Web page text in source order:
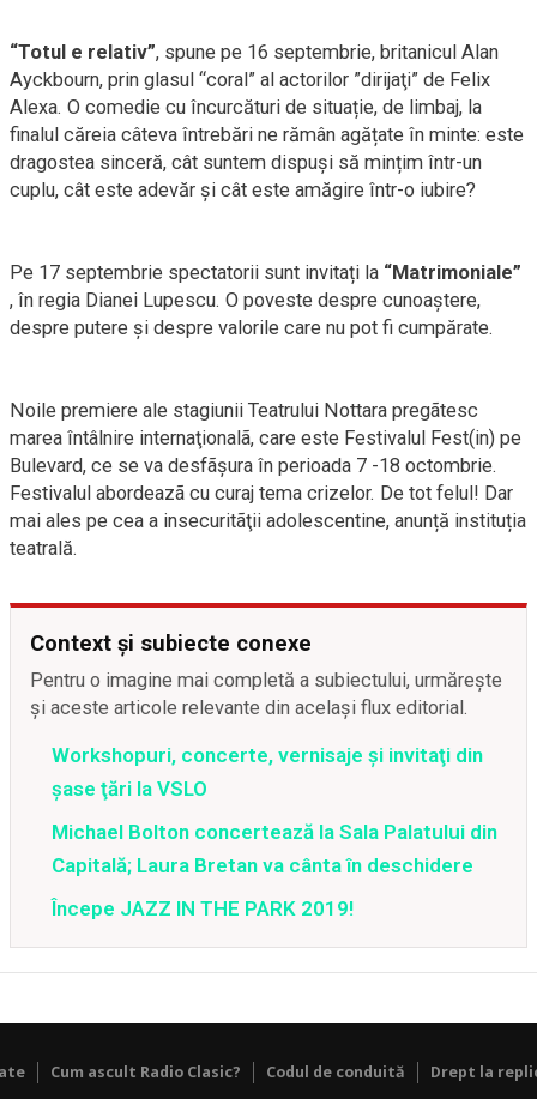
“Totul e relativ”, spune pe 16 septembrie, britanicul Alan
Ayckbourn, prin glasul “coral” al actorilor ”dirijaţi” de Felix
Alexa. O comedie cu încurcături de situație, de limbaj, la
finalul căreia câteva întrebări ne rămân agățate în minte: este
dragostea sinceră, cât suntem dispuși să mințim într-un
cuplu, cât este adevăr și cât este amăgire într-o iubire?
Pe 17 septembrie spectatorii sunt invitați la “Matrimoniale”
, în regia Dianei Lupescu. O poveste despre cunoaştere,
despre putere şi despre valorile care nu pot fi cumpărate.
Noile premiere ale stagiunii Teatrului Nottara pregãtesc
marea întâlnire internaţionalã, care este Festivalul Fest(in) pe
Bulevard, ce se va desfãşura în perioada 7 -18 octombrie.
Festivalul abordeazã cu curaj tema crizelor. De tot felul! Dar
mai ales pe cea a insecuritãţii adolescentine, anunță instituția
teatrală.
Context și subiecte conexe
Pentru o imagine mai completă a subiectului, urmărește
și aceste articole relevante din același flux editorial.
Workshopuri, concerte, vernisaje şi invitaţi din
şase ţări la VSLO
Michael Bolton concertează la Sala Palatului din
Capitală; Laura Bretan va cânta în deschidere
Începe JAZZ IN THE PARK 2019!
Cum ascult Radio Clasic? Codul de conduită Drept la